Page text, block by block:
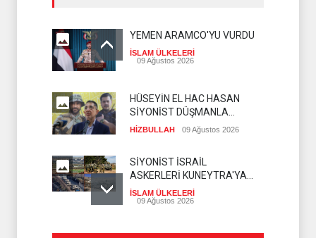
YEMEN ARAMCO'YU VURDU
İSLAM ÜLKELERİ
09 Ağustos 2026
HÜSEYİN EL HAC HASAN
SİYONİST DÜŞMANLA
YAPILAN MÜZAKERELERİ
HİZBULLAH 09 Ağustos 2026
SİYONİST İSRAİL
ASKERLERİ KUNEYTRA'YA
BASKIN DÜZENLEDİ
İSLAM ÜLKELERİ
09 Ağustos 2026
SADULLAH ZAREİ MEKKE